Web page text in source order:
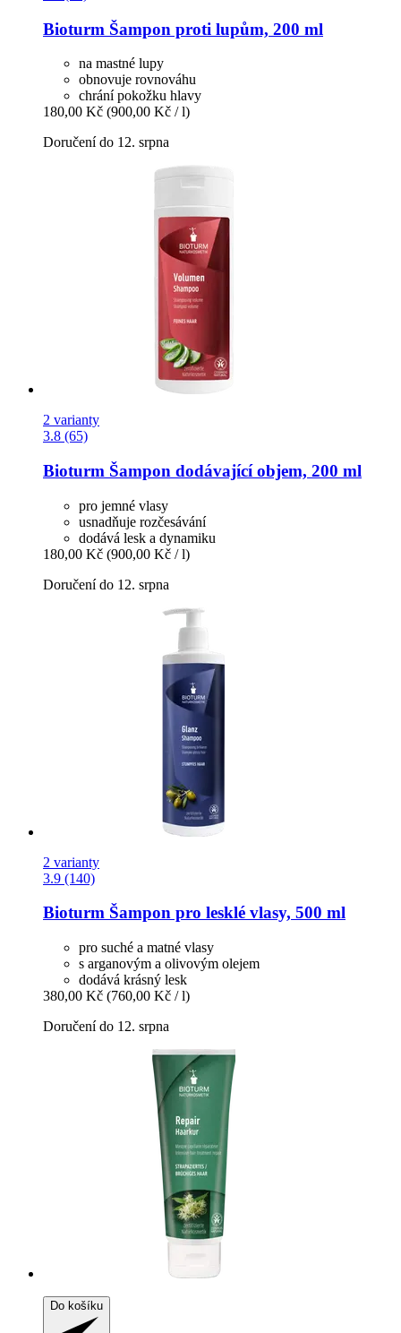
Bioturm Šampon proti lupům, 200 ml
na mastné lupy
obnovuje rovnováhu
chrání pokožku hlavy
180,00 Kč (900,00 Kč / l)
Doručení do 12. srpna
2 varianty
3.8 (65)
Bioturm Šampon dodávající objem, 200 ml
pro jemné vlasy
usnadňuje rozčesávání
dodává lesk a dynamiku
180,00 Kč (900,00 Kč / l)
Doručení do 12. srpna
2 varianty
3.9 (140)
Bioturm Šampon pro lesklé vlasy, 500 ml
pro suché a matné vlasy
s arganovým a olivovým olejem
dodává krásný lesk
380,00 Kč (760,00 Kč / l)
Doručení do 12. srpna
Do košíku